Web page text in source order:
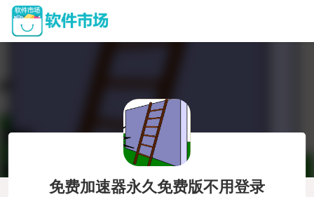
免费加速器永久免费版不用登录